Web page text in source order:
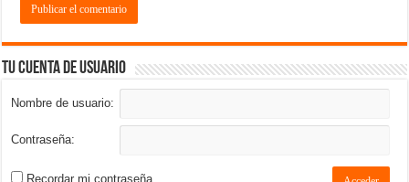
Tu cuenta de usuario
Nombre de usuario:
Contraseña:
Recordar mi contraseña